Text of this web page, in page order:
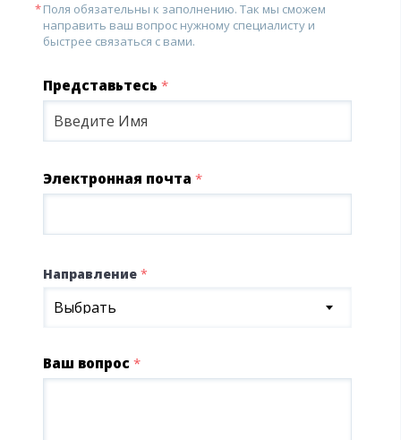
Поля обязательны к заполнению. Так мы сможем
направить ваш вопрос нужному специалисту и
быстрее связаться с вами.
Представьтесь *
Электронная почта *
Направление *
Выбрать
Ваш вопрос *